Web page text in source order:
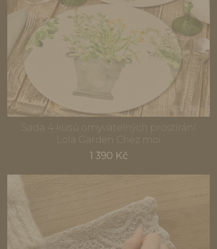
Sada 4 kusů omyvatelných prostírání
Lola Garden Chez moi
1 390 Kč